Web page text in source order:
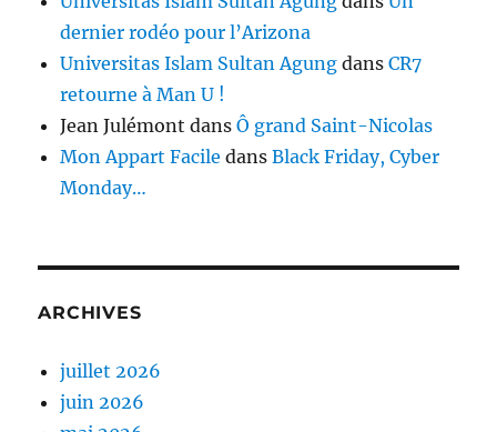
dernier rodéo pour l’Arizona
Universitas Islam Sultan Agung dansCR7
retourne à Man U !
Jean Julémont dansÔ grand Saint-Nicolas
Mon Appart Facile dansBlack Friday, Cyber
Monday…
ARCHIVES
juillet 2026
juin 2026